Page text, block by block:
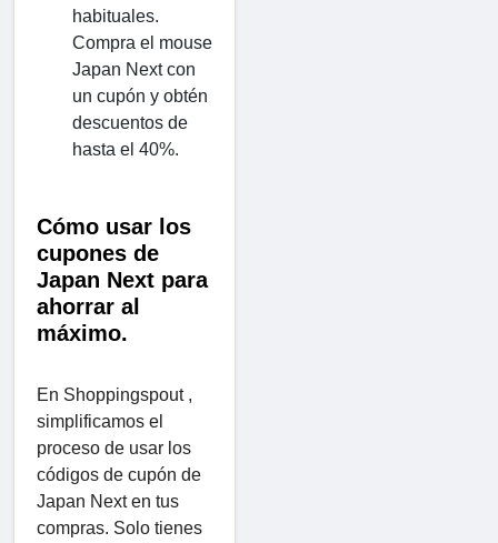
habituales.
Compra el mouse
Japan Next con
un cupón y obtén
descuentos de
hasta el 40%.
Cómo usar los
cupones de
Japan Next para
ahorrar al
máximo.
En Shoppingspout ,
simplificamos el
proceso de usar los
códigos de cupón de
Japan Next en tus
compras. Solo tienes